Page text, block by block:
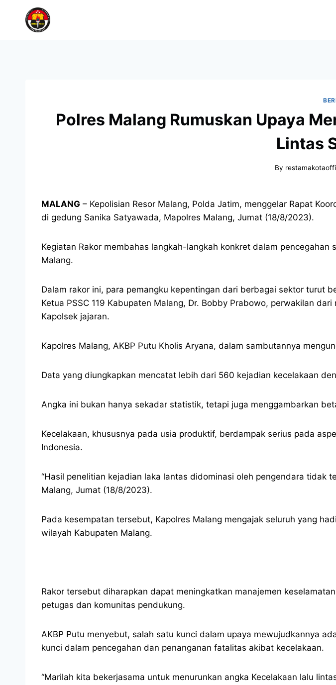
Polres Malang Rumuskan Upaya
Lintas
By
MALANG – Kepolisian Resor Malang, Polda Jatim, menggelar Rapat
di gedung Sanika Satyawada, Mapolres Malang, Jumat (18/8/2023).
Kegiatan Rakor membahas langkah-langkah konkret dalam
Malang.
Dalam rakor ini, para pemangku kepentingan dari berbagai sektor turut
Ketua PSSC 119 Kabupaten Malang, Dr. Bobby Prabowo, perwakilan
Kapolsek jajaran.
Kapolres Malang, AKBP Putu Kholis Aryana, dalam sambutannya
Data yang diungkapkan mencatat lebih dari 560 kejadian kecelakaan
Angka ini bukan hanya sekadar statistik, tetapi juga menggambarkan
Kecelakaan, khususnya pada usia produktif, berdampak serius pada
Indonesia.
“Hasil penelitian kejadian laka lantas didominasi oleh pengendara tidak
Malang, Jumat (18/8/2023).
Pada kesempatan tersebut, Kapolres Malang mengajak seluruh yang
wilayah Kabupaten Malang.
Rakor tersebut diharapkan dapat meningkatkan manajemen
petugas dan komunitas pendukung.
AKBP Putu menyebut, salah satu kunci dalam upaya mewujudkannya
kunci dalam pencegahan dan penanganan fatalitas akibat kecelakaan.
“Marilah kita bekerjasama untuk menurunkan angka Kecelakaan lalu